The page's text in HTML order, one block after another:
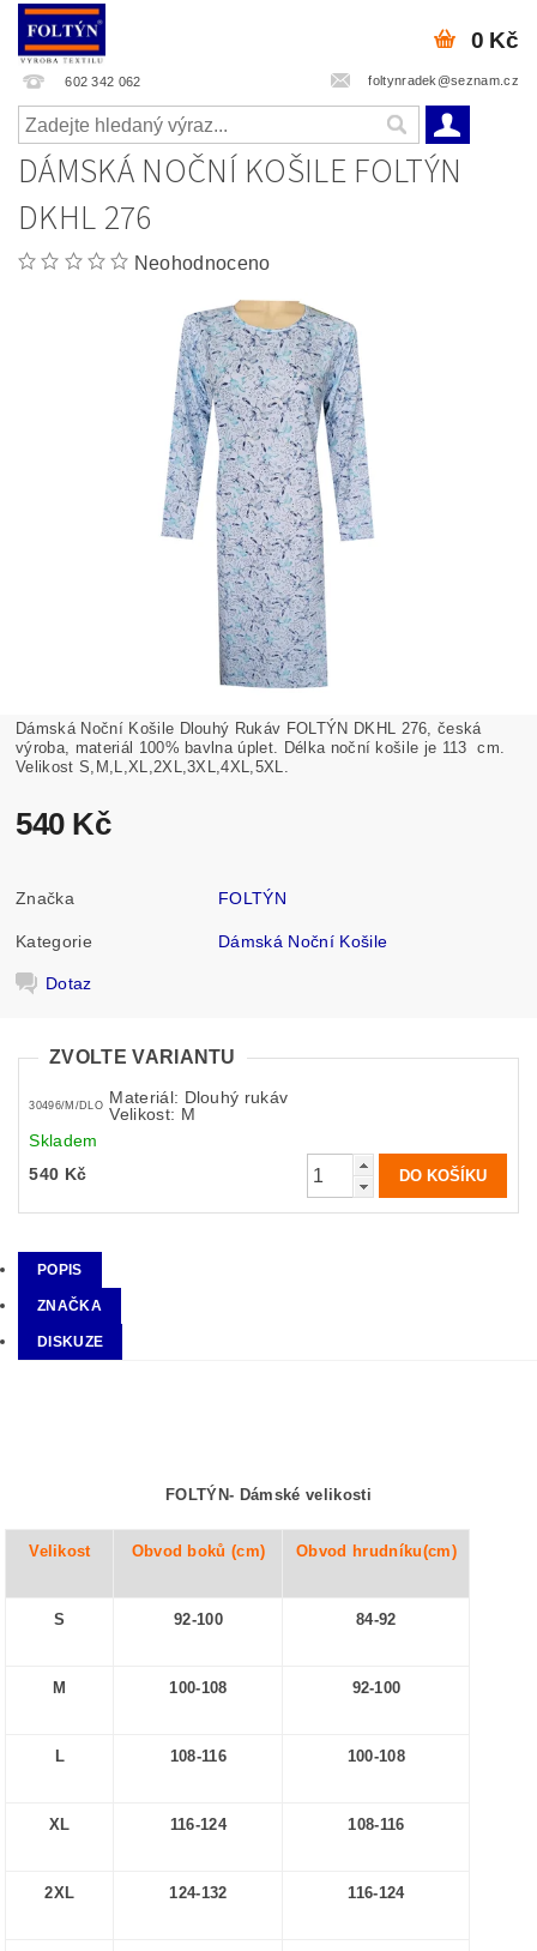
602 342 062 foltynradek@seznam.cz
0 Kč
DÁMSKÁ NOČNÍ KOŠILE FOLTÝN
DKHL 276
Neohodnoceno
Dámská Noční Košile Dlouhý Rukáv FOLTÝN DKHL 276, česká
výroba, materiál 100% bavlna úplet. Délka noční košile je 113 cm.
Velikost S,M,L,XL,2XL,3XL,4XL,5XL.
540 Kč
Značka FOLTÝN
Kategorie Dámská Noční Košile
Dotaz
ZVOLTE VARIANTU
30496/M/DLO
Materiál: Dlouhý rukáv
Velikost: M
Skladem
540 Kč
POPIS
ZNAČKA
DISKUZE
FOLTÝN- Dámské velikosti
Velikost Obvod boků (cm) Obvod hrudníku(cm)
S 92-100 84-92
M 100-108 92-100
L 108-116 100-108
XL 116-124 108-116
2XL 124-132 116-124